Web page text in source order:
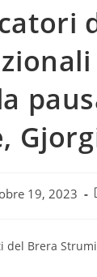
19, 2023
del Brera